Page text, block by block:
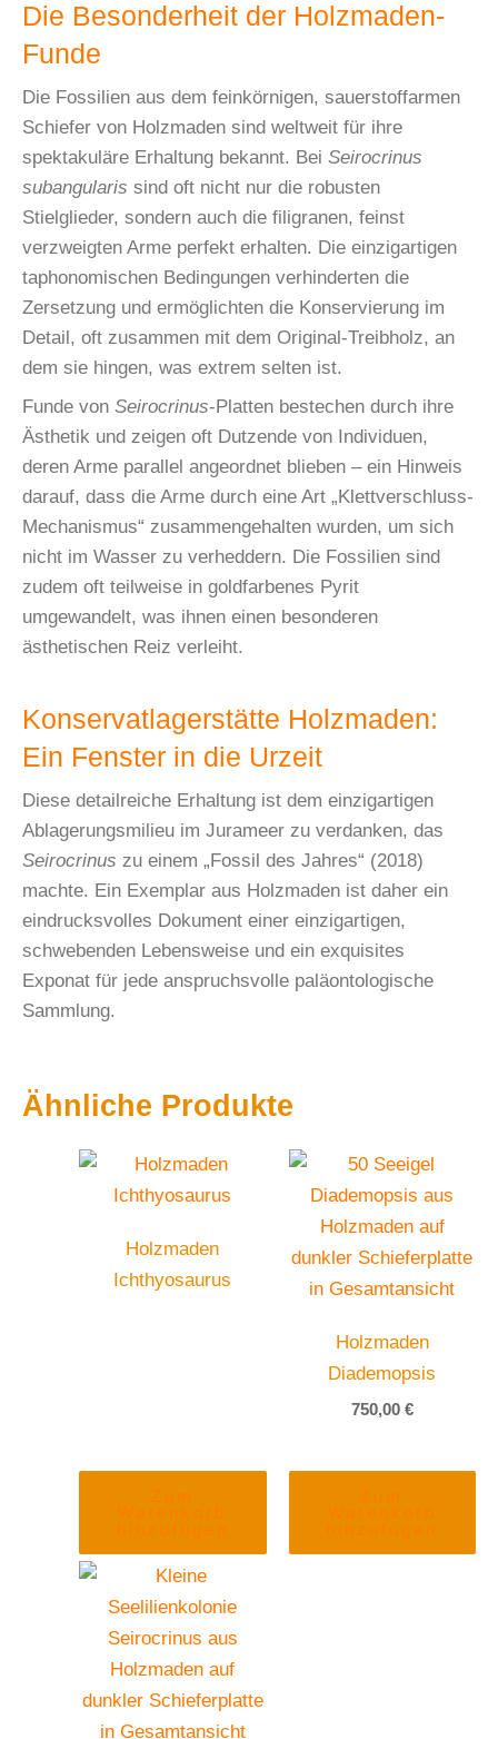
Die Besonderheit der Holzmaden-
Funde
Die Fossilien aus dem feinkörnigen, sauerstoffarmen
Schiefer von Holzmaden sind weltweit für ihre
spektakuläre Erhaltung bekannt. Bei Seirocrinus
subangularis sind oft nicht nur die robusten
Stielglieder, sondern auch die filigranen, feinst
verzweigten Arme perfekt erhalten. Die einzigartigen
taphonomischen Bedingungen verhinderten die
Zersetzung und ermöglichten die Konservierung im
Detail, oft zusammen mit dem Original-Treibholz, an
dem sie hingen, was extrem selten ist.
Funde von Seirocrinus-Platten bestechen durch ihre
Ästhetik und zeigen oft Dutzende von Individuen,
deren Arme parallel angeordnet blieben – ein Hinweis
darauf, dass die Arme durch eine Art „Klettverschluss-
Mechanismus“ zusammengehalten wurden, um sich
nicht im Wasser zu verheddern. Die Fossilien sind
zudem oft teilweise in goldfarbenes Pyrit
umgewandelt, was ihnen einen besonderen
ästhetischen Reiz verleiht.
Konservatlagerstätte Holzmaden:
Ein Fenster in die Urzeit
Diese detailreiche Erhaltung ist dem einzigartigen
Ablagerungsmilieu im Jurameer zu verdanken, das
Seirocrinus zu einem „Fossil des Jahres“ (2018)
machte. Ein Exemplar aus Holzmaden ist daher ein
eindrucksvolles Dokument einer einzigartigen,
schwebenden Lebensweise und ein exquisites
Exponat für jede anspruchsvolle paläontologische
Sammlung.
Ähnliche Produkte
Holzmaden
Ichthyosaurus
Holzmaden
Diademopsis
750,00 €